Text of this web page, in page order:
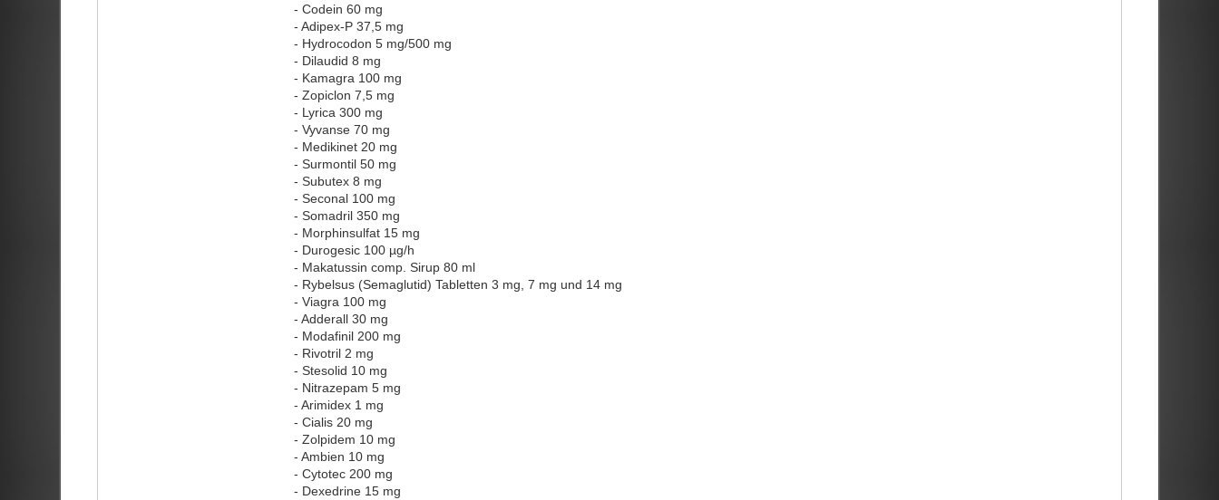
- Codein 60 mg
- Adipex-P 37,5 mg
- Hydrocodon 5 mg/500 mg
- Dilaudid 8 mg
- Kamagra 100 mg
- Zopiclon 7,5 mg
- Lyrica 300 mg
- Vyvanse 70 mg
- Medikinet 20 mg
- Surmontil 50 mg
- Subutex 8 mg
- Seconal 100 mg
- Somadril 350 mg
- Morphinsulfat 15 mg
- Durogesic 100 µg/h
- Makatussin comp. Sirup 80 ml
- Rybelsus (Semaglutid) Tabletten 3 mg, 7 mg und 14 mg
- Viagra 100 mg
- Adderall 30 mg
- Modafinil 200 mg
- Rivotril 2 mg
- Stesolid 10 mg
- Nitrazepam 5 mg
- Arimidex 1 mg
- Cialis 20 mg
- Zolpidem 10 mg
- Ambien 10 mg
- Cytotec 200 mg
- Dexedrine 15 mg